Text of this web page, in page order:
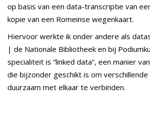
op basis van een data-transcriptie van
kopie van een Romeinse wegenkaart.
Hiervoor werkte ik onder andere als
| de Nationale Bibliotheek en bij
specialiteit is “linked data”, een manier
die bijzonder geschikt is om verschillende
duurzaam met elkaar te verbinden.